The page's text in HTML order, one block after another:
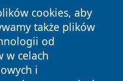
cookies, aby
także plików
od
w celach
i
prawa